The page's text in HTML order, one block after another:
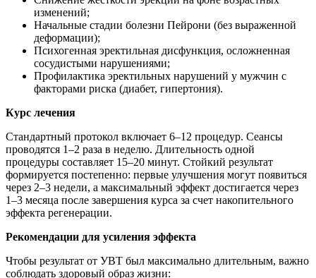
изменений;
Начальные стадии болезни Пейрони (без выраженной
деформации);
Психогенная эректильная дисфункция, осложненная
сосудистыми нарушениями;
Профилактика эректильных нарушений у мужчин с
факторами риска (диабет, гипертония).
Курс лечения
Стандартный протокол включает 6–12 процедур. Сеансы
проводятся 1–2 раза в неделю. Длительность одной
процедуры составляет 15–20 минут. Стойкий результат
формируется постепенно: первые улучшения могут появиться
через 2–3 недели, а максимальный эффект достигается через
1–3 месяца после завершения курса за счет накопительного
эффекта регенерации.
Рекомендации для усиления эффекта
Чтобы результат от УВТ был максимально длительным, важно
соблюдать здоровый образ жизни: